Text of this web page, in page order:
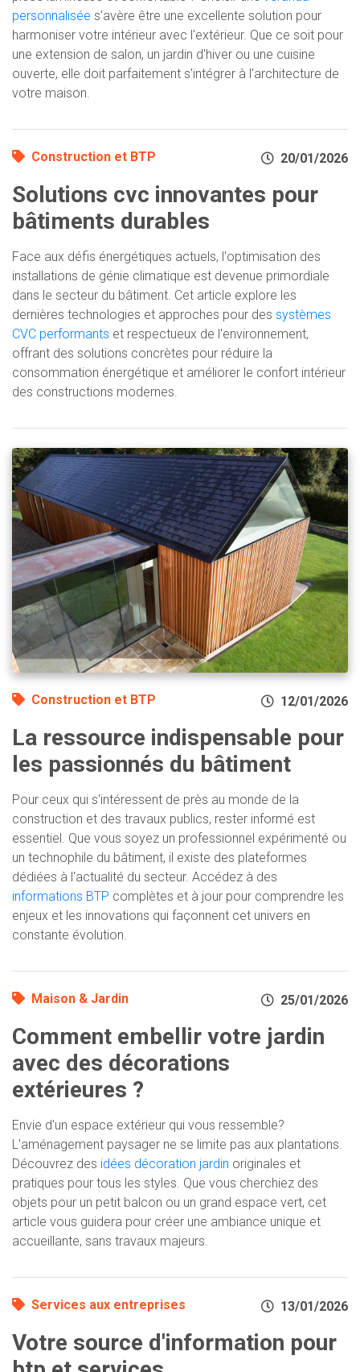
personnalisée s'avère être une excellente solution pour
harmoniser votre intérieur avec l'extérieur. Que ce soit pour
une extension de salon, un jardin d'hiver ou une cuisine
ouverte, elle doit parfaitement s'intégrer à l'architecture de
votre maison.
Construction et BTP 20/01/2026
Solutions cvc innovantes pour
bâtiments durables
Face aux défis énergétiques actuels, l'optimisation des
installations de génie climatique est devenue primordiale
dans le secteur du bâtiment. Cet article explore les
dernières technologies et approches pour des systèmes
CVC performants et respectueux de l'environnement,
offrant des solutions concrètes pour réduire la
consommation énergétique et améliorer le confort intérieur
des constructions modernes.
Construction et BTP 12/01/2026
La ressource indispensable pour
les passionnés du bâtiment
Pour ceux qui s'intéressent de près au monde de la
construction et des travaux publics, rester informé est
essentiel. Que vous soyez un professionnel expérimenté ou
un technophile du bâtiment, il existe des plateformes
dédiées à l'actualité du secteur. Accédez à des
informations BTP complètes et à jour pour comprendre les
enjeux et les innovations qui façonnent cet univers en
constante évolution.
Maison & Jardin 25/01/2026
Comment embellir votre jardin
avec des décorations
extérieures ?
Envie d'un espace extérieur qui vous ressemble?
L'aménagement paysager ne se limite pas aux plantations.
Découvrez des idées décoration jardin originales et
pratiques pour tous les styles. Que vous cherchiez des
objets pour un petit balcon ou un grand espace vert, cet
article vous guidera pour créer une ambiance unique et
accueillante, sans travaux majeurs.
Services aux entreprises 13/01/2026
Votre source d'information pour